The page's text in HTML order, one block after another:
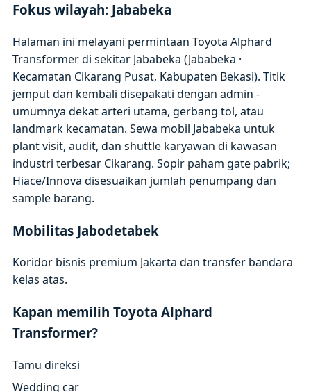
Fokus wilayah: Jababeka
Halaman ini melayani permintaan Toyota Alphard
Transformer di sekitar Jababeka (Jababeka ·
Kecamatan Cikarang Pusat, Kabupaten Bekasi). Titik
jemput dan kembali disepakati dengan admin -
umumnya dekat arteri utama, gerbang tol, atau
landmark kecamatan. Sewa mobil Jababeka untuk
plant visit, audit, dan shuttle karyawan di kawasan
industri terbesar Cikarang. Sopir paham gate pabrik;
Hiace/Innova disesuaikan jumlah penumpang dan
sample barang.
Mobilitas Jabodetabek
Koridor bisnis premium Jakarta dan transfer bandara
kelas atas.
Kapan memilih Toyota Alphard
Transformer?
Tamu direksi
Wedding car